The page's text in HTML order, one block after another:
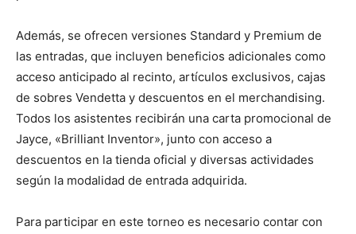
Además, se ofrecen versiones Standard y Premium de
las entradas, que incluyen beneficios adicionales como
acceso anticipado al recinto, artículos exclusivos, cajas
de sobres Vendetta y descuentos en el merchandising.
Todos los asistentes recibirán una carta promocional de
Jayce, «Brilliant Inventor», junto con acceso a
descuentos en la tienda oficial y diversas actividades
según la modalidad de entrada adquirida.
Para participar en este torneo es necesario contar con